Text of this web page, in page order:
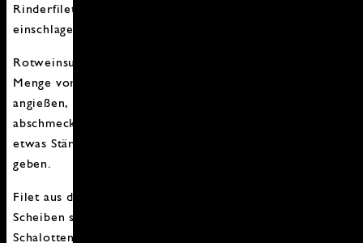
Rinderfilet aus dem Barolo nehmen, in Alufolie
einschlagen. Im Ofen warm halten.
Rotweinsud stark reduzieren, bis nur noch eine kleine
Menge vorhanden ist. Reduktion mit dem Rinder Fond
angießen, nochmals reduzieren. Mit Salz, Pfeffer
abschmecken und durch ein Sieb passieren. Evtl. mit
etwas Stärke binden. Schalotten wieder in die Sauce
geben.
Filet aus dem Ofen nehmen, aus der Folie wickeln, in
Scheiben schneiden. Auf einem Barolospiegel mit
Schalotten anrichten.